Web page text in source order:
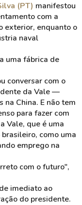
(PT) manifestou
com a
exterior, enquanto o
naval
uma fábrica de
conversar com o
da Vale —
na China. E não tem
para fazer com
Vale, que é uma
como uma
emprego na
com o futuro",
imediato ao
do presidente.